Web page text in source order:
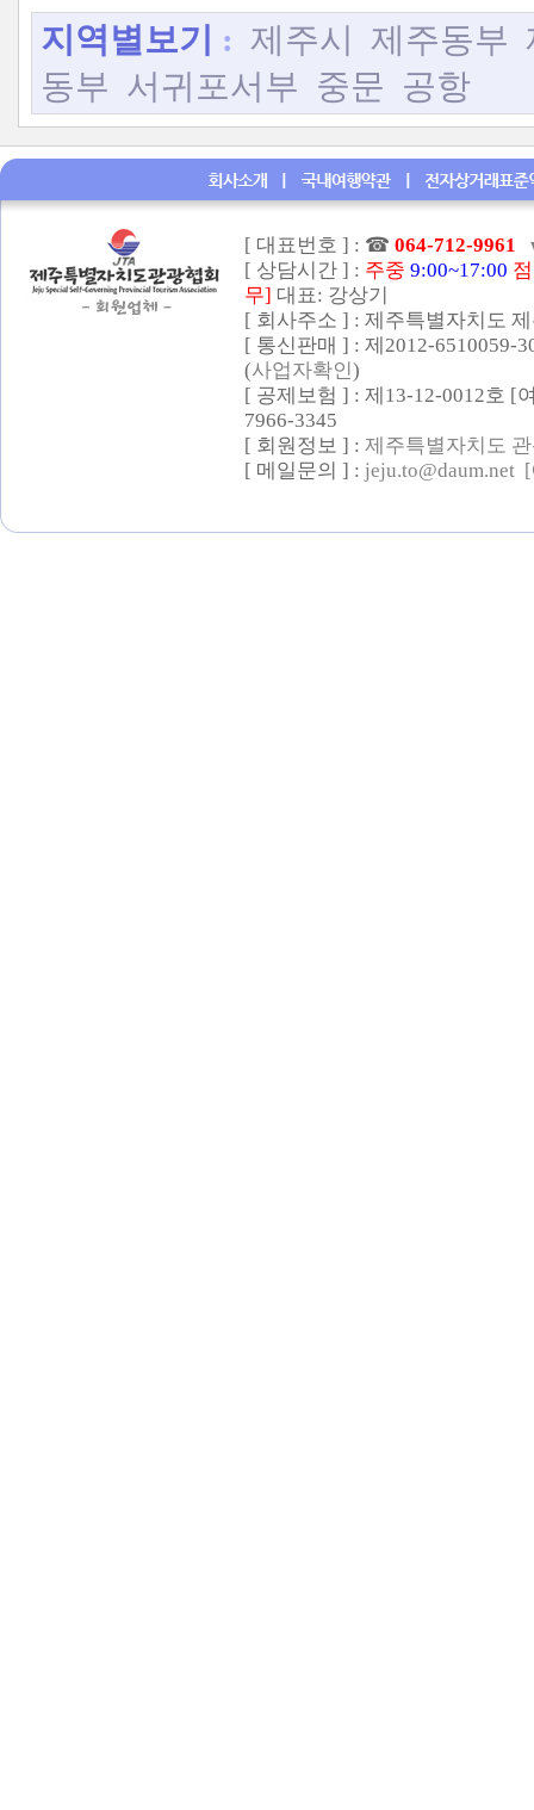
지역별보기 : 제주시 제주동부
동부 서귀포서부 중문 공항
[ 대표번호 ] : ☎ 064-712-9961
[ 상담시간 ] : 주중 9:00~17:00
무] 대표: 강상기
[ 회사주소 ] : 제주특별자치도
[ 통신판매 ] : 제2012-
(사업자확인)
[ 공제보험 ] : 제13-12-0012호 [
7966-3345
[ 회원정보 ] : 제주특별자치도
[ 메일문의 ] : jeju.to@daum.net